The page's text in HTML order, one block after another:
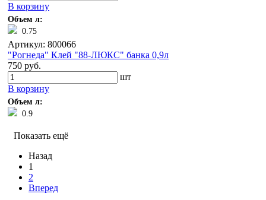
В корзину
Объем л:
0.75
Артикул: 800066
"Рогнеда" Клей "88-ЛЮКС" банка 0,9л
750 руб.
шт
В корзину
Объем л:
0.9
Показать ещё
Назад
1
2
Вперед